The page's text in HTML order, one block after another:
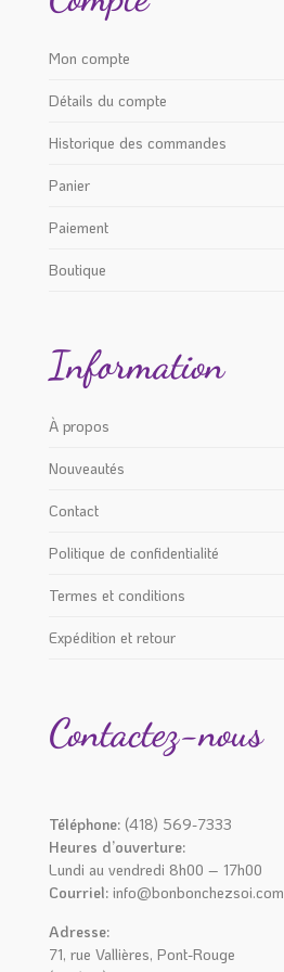
produit
Mon compte
Détails du compte
Historique des commandes
Panier
Paiement
Boutique
Information
À propos
Nouveautés
Contact
Politique de confidentialité
Termes et conditions
Expédition et retour
Contactez-nous
Téléphone:(418) 569-7333
Heures d’ouverture:
Lundi au vendredi 8h00 – 17h00
Courriel:info@bonbonchezsoi.com
Adresse:
71, rue Vallières, Pont-Rouge